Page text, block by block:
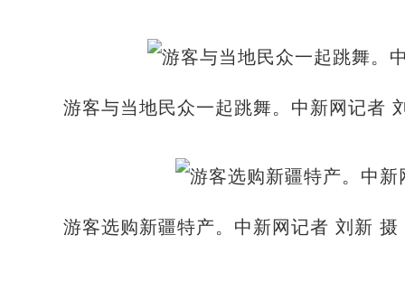
游客与当地民众一起跳舞。中新网记者
游客选购新疆特产。中新网记者 刘新 摄